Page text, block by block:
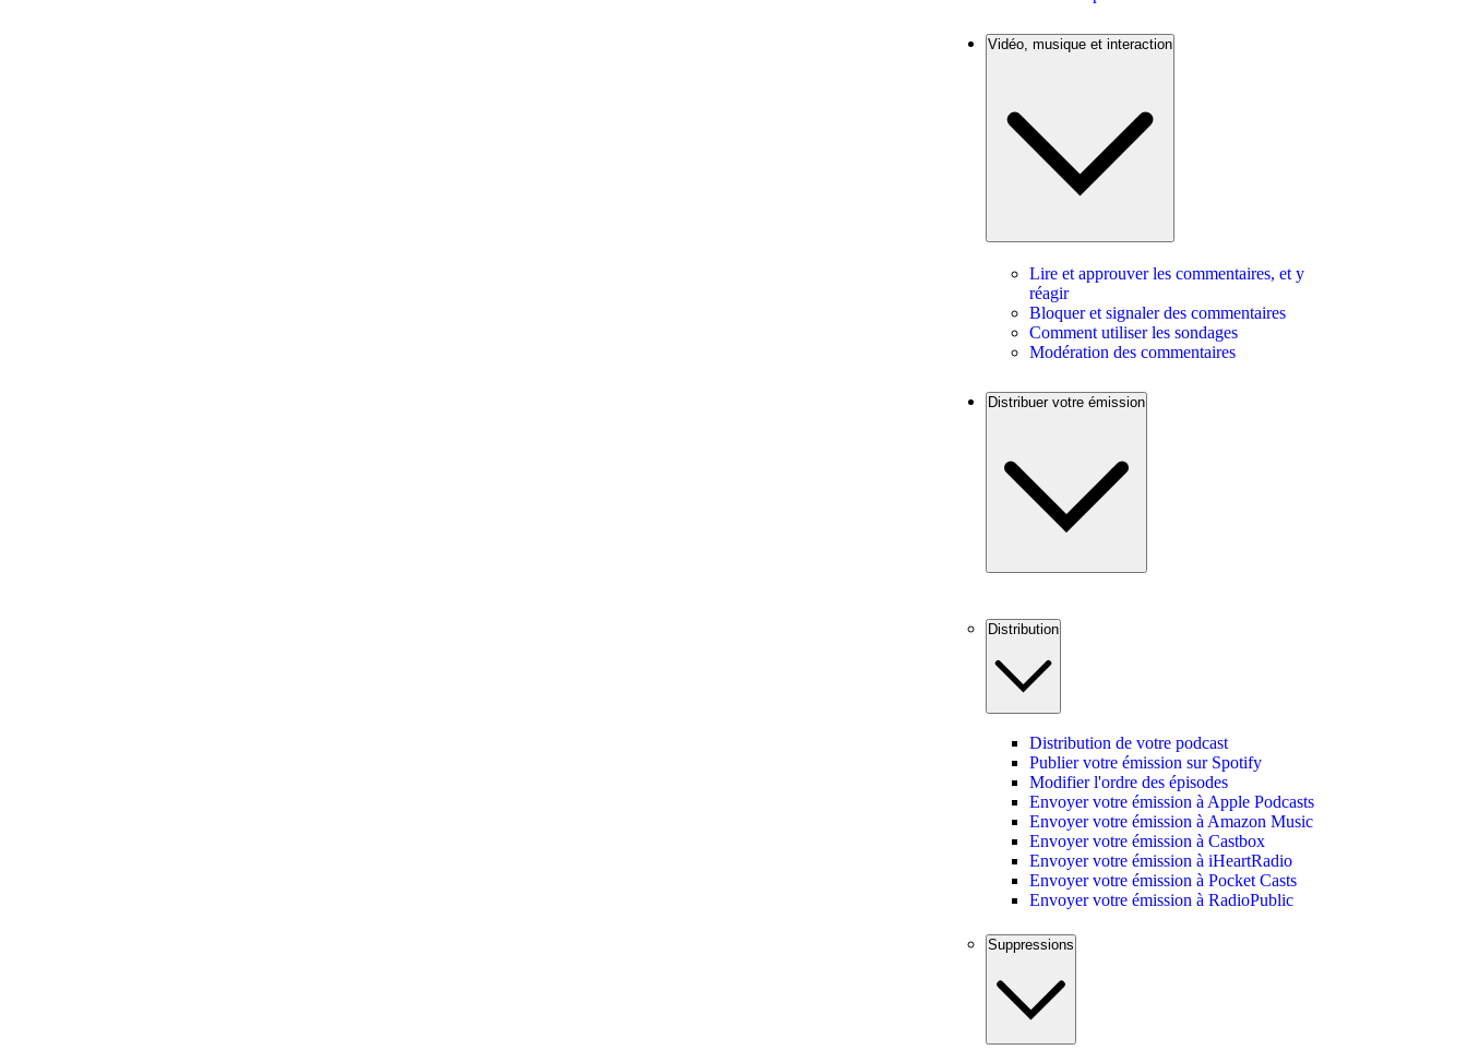
Vidéo, musique et interaction
Lire et approuver les commentaires, et y
réagir
Bloquer et signaler des commentaires
Comment utiliser les sondages
Modération des commentaires
Distribuer votre émission
Distribution
Distribution de votre podcast
Publier votre émission sur Spotify
Modifier l'ordre des épisodes
Envoyer votre émission à Apple Podcasts
Envoyer votre émission à Amazon Music
Envoyer votre émission à Castbox
Envoyer votre émission à iHeartRadio
Envoyer votre émission à Pocket Casts
Envoyer votre émission à RadioPublic
Suppressions